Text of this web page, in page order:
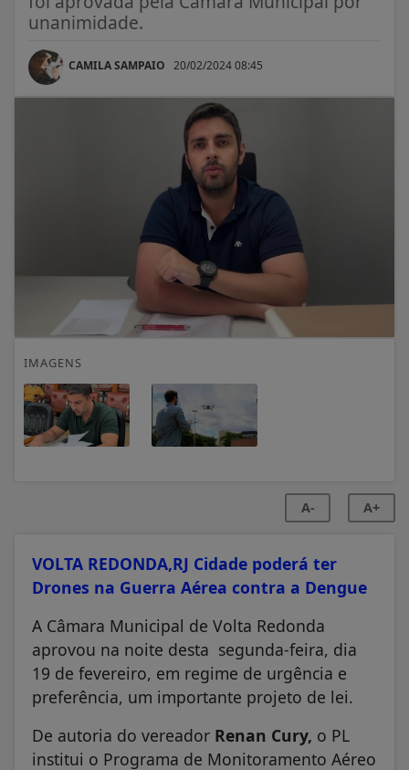
unanimidade.
CAMILA SAMPAIO 20/02/2024 08:45
IMAGENS
A- A+
VOLTA REDONDA,RJ Cidade poderá ter
Drones na Guerra Aérea contra a Dengue
A Câmara Municipal de Volta Redonda
aprovou na noite desta segunda-feira, dia
19 de fevereiro, em regime de urgência e
preferência, um importante projeto de lei.
De autoria do vereador Renan Cury, o PL
institui o Programa de Monitoramento Aéreo